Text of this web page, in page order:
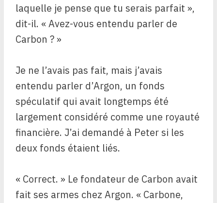
laquelle je pense que tu serais parfait »,
dit-il. « Avez-vous entendu parler de
Carbon ? »
Je ne l’avais pas fait, mais j’avais
entendu parler d’Argon, un fonds
spéculatif qui avait longtemps été
largement considéré comme une royauté
financière. J’ai demandé à Peter si les
deux fonds étaient liés.
« Correct. » Le fondateur de Carbon avait
fait ses armes chez Argon. « Carbone,